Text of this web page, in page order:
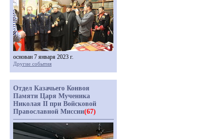
основан 7 января 2023 г.
Другие события
Отдел Казачьего Конвоя
Памяти Царя Мученика
Николая II при Войсковой
Православной Миссии(67)